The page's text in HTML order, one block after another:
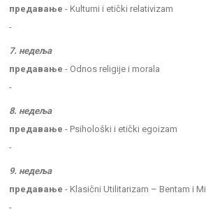
предавање - Kulturni i etički relativizam
-
7. недеља
предавање - Odnos religije i morala
-
8. недеља
предавање - Psihološki i etički egoizam
-
9. недеља
предавање - Klasični Utilitarizam – Bentam i Mil